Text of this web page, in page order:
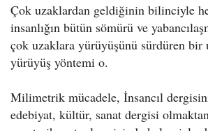
Çok uzaklardan geldiğinin bilinciyle
insanlığın bütün sömürü ve
çok uzaklara yürüyüşünü sürdüren bir
yürüyüş yöntemi o.
Milimetrik mücadele, İnsancıl
edebiyat, kültür, sanat dergisi